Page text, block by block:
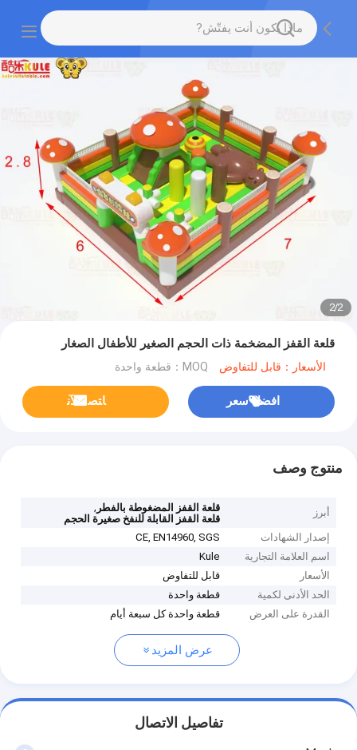
2
/
2
قلعة القفز المضخمة ذات الحجم الصغير للأطفال الصغار
الأسعار：قابل للتفاوض MOQ：قطعة واحدة
افضل سعر ﺎﺘﺼﻟ ﺍﻶﻧ
منتوج وصف
أبرز قلعة القفز المضغوطة بالفطر ,
قلعة القفز القابلة للنفخ صغيرة الحجم
إصدار الشهادات
CE, EN14960, SGS
اسم العلامة التجارية
Kule
الأسعار
قابل للتفاوض
الحد الأدنى لكمية
قطعة واحدة
القدرة على العرض
قطعة واحدة كل سبعة أيام
عرض المزيد
تفاصيل الاتصال